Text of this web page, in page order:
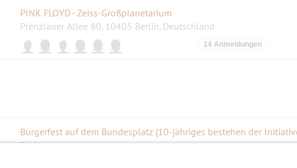
PINK FLOYD - Zeiss-Großplanetarium
Prenzlauer Allee 80, 10405 Berlin, Deutschland
14 Anmeldungen
Berlin